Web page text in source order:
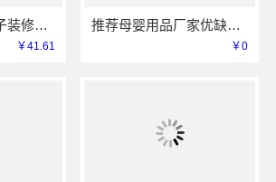
东西湖工期短房子装修透明报价，本地快装（湖北）科技有限公司闪电交付
￥41.61
推荐母婴用品厂家优缺点湖北省惠物电子商务有限公司
￥0